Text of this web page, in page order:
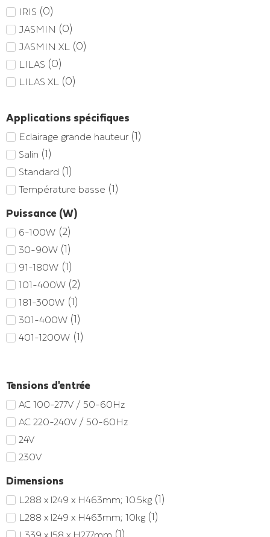
IRIS (0)
JASMIN (0)
JASMIN XL (0)
LILAS (0)
LILAS XL (0)
Applications spécifiques
Eclairage grande hauteur (1)
Salin (1)
Standard (1)
Température basse (1)
Puissance (W)
6-100W (2)
30-90W (1)
91-180W (1)
101-400W (2)
181-300W (1)
301-400W (1)
401-1200W (1)
Tensions d'entrée
AC 100-277V / 50-60Hz
AC 220-240V / 50-60Hz
24V
230V
Dimensions
L288 x l249 x H463mm; 10.5kg (1)
L288 x l249 x H463mm; 10kg (1)
L339 x l58 x H277mm (1)